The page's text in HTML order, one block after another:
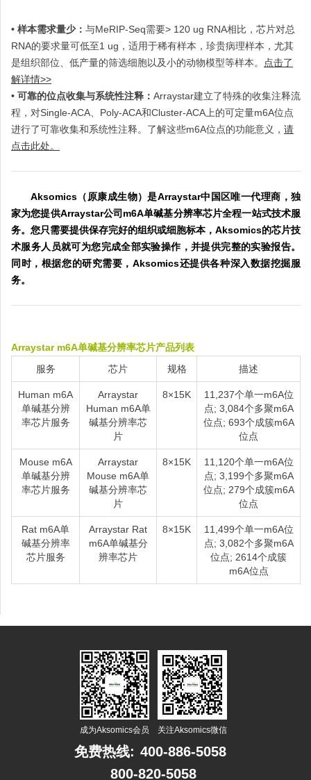
• 样本需求量少： 与MeRIP-Seq需要> 120 ug RNA相比，芯片对总
RNA的要求量可低至1 ug，适用于稀有样本，珍贵病理样本，尤其
是组织部位、低产量的筛选细胞以及小的动物模型等样本。
点击了
解详情>>
• 可靠的位点收集与系统性注释： Arraystar建立了特殊的收集注释流
程，对Single-ACA、Poly-ACA和Cluster-ACA上的可定量m6A位点
进行了可靠收集和系统性注释。了解这些m6A位点的功能意义， 请
点击此处。
Aksomics（原康成生物）是Arraystar中国区唯一代理商，独
家为您提供Arraystar公司m6A单碱基分辨率芯片全程一站式技术服
务。您只需要提供保存完好的组织或细胞标本，Aksomics的芯片技
术服务人员就可为您完成全部实验操作，并提供完整的实验报告。
同时，根据您的研究需要，Aksomics还提供各种深入数据挖掘服
务。
Arraystar m6A单碱基分辨率芯片产品列表
服务
芯片 规格 描述
Human m6A
单碱基分辨
率芯片服务
Arraystar
Human m6A单
碱基分辨率芯
片
8×15K
11,237个单一m6A位
点; 3,084个多聚m6A
位点; 693个成簇m6A
位点
Mouse m6A
单碱基分辨
率芯片服务
Arraystar
Mouse m6A单
碱基分辨率芯
片
8×15K
11,120个单一m6A位
点; 3,199个多聚m6A
位点; 279个成簇m6A
位点
Rat m6A单
碱基分辨率
芯片服务
Arraystar Rat
m6A单碱基分
辨率芯片
8×15K
11,499个单一m6A位
点; 3,082个多聚m6A
位点; 2614个成簇
m6A位点
成为Aksomics会员 关注Aksomics微信
免费热线: 400-886-5058
800-820-5058